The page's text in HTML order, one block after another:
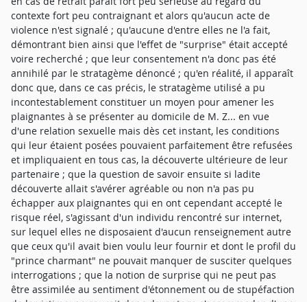
contexte fort peu contraignant et alors qu'aucun acte de
violence n'est signalé ; qu'aucune d'entre elles ne l'a fait,
démontrant bien ainsi que l'effet de "surprise" était accepté
voire recherché ; que leur consentement n'a donc pas été
annihilé par le stratagème dénoncé ; qu'en réalité, il apparaît
donc que, dans ce cas précis, le stratagème utilisé a pu
incontestablement constituer un moyen pour amener les
plaignantes à se présenter au domicile de M. Z... en vue
d'une relation sexuelle mais dès cet instant, les conditions
qui leur étaient posées pouvaient parfaitement être refusées
et impliquaient en tous cas, la découverte ultérieure de leur
partenaire ; que la question de savoir ensuite si ladite
découverte allait s'avérer agréable ou non n'a pas pu
échapper aux plaignantes qui en ont cependant accepté le
risque réel, s'agissant d'un individu rencontré sur internet,
sur lequel elles ne disposaient d'aucun renseignement autre
que ceux qu'il avait bien voulu leur fournir et dont le profil du
"prince charmant" ne pouvait manquer de susciter quelques
interrogations ; que la notion de surprise qui ne peut pas
être assimilée au sentiment d'étonnement ou de stupéfaction